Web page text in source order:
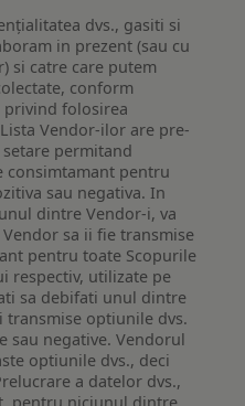
dvs., gasiti si
in prezent (sau cu
si catre care putem
conform
folosirea
Vendor-ilor are pre-
permitand
consimtamant pentru
sau negativa. In
dintre Vendor-i, va
sa ii fie transmise
pentru toate Scopurile
respectiv, utilizate pe
sa debifati unul dintre
transmise optiunile dvs.
sau negative. Vendorul
optiunile dvs., deci
a datelor dvs.,